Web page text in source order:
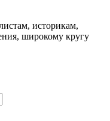
историкам,
широкому кругу